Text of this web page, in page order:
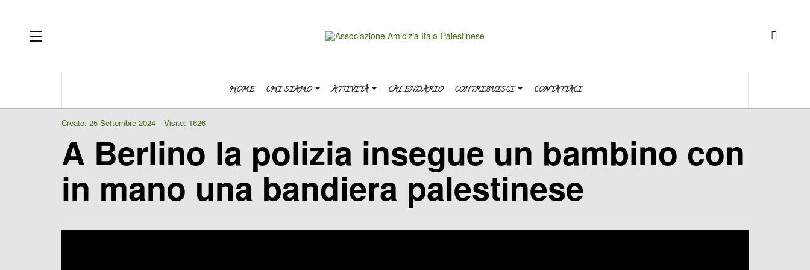
OFF CANVAS
HOME CHI SIAMO ATTIVITÀ CALENDARIO CONTRIBUISCI CONTATTACI
Creato: 25 Settembre 2024 Visite: 1626
A Berlino la polizia insegue un bambino con
in mano una bandiera palestinese